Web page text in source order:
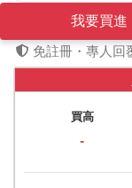
我要買進
免註冊・專人回
買高
-